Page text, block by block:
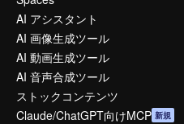
AI アシスタント
AI 画像生成ツール
AI 動画生成ツール
AI 音声合成ツール
ストックコンテンツ
Claude/ChatGPT向けMCP 新規